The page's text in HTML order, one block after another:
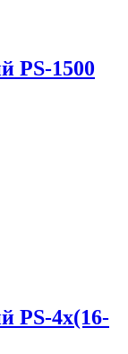
PS-1500
PS-4x(16-